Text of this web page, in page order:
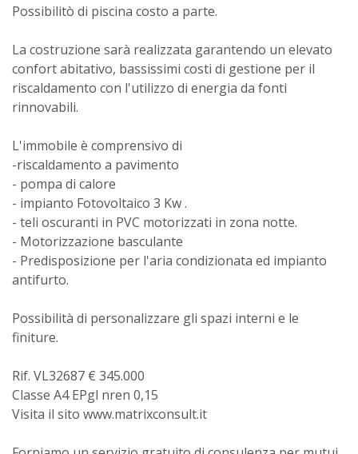
Possibilitò di piscina costo a parte.
La costruzione sarà realizzata garantendo un elevato
confort abitativo, bassissimi costi di gestione per il
riscaldamento con l'utilizzo di energia da fonti
rinnovabili.
L'immobile è comprensivo di
-riscaldamento a pavimento
- pompa di calore
- impianto Fotovoltaico 3 Kw .
- teli oscuranti in PVC motorizzati in zona notte.
- Motorizzazione basculante
- Predisposizione per l'aria condizionata ed impianto
antifurto.
Possibilità di personalizzare gli spazi interni e le
finiture.
Rif. VL32687 € 345.000
Classe A4 EPgl nren 0,15
Visita il sito www.matrixconsult.it